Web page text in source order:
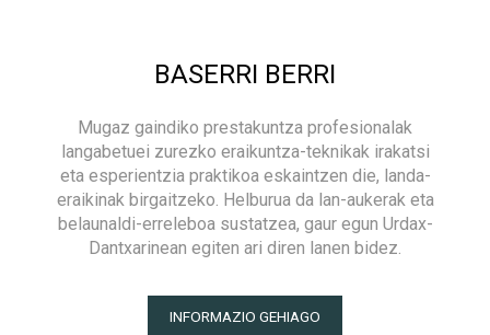
BASERRI BERRI
Mugaz gaindiko prestakuntza profesionalak
langabetuei zurezko eraikuntza-teknikak irakatsi
eta esperientzia praktikoa eskaintzen die, landa-
eraikinak birgaitzeko. Helburua da lan-aukerak eta
belaunaldi-erreleboa sustatzea, gaur egun Urdax-
Dantxarinean egiten ari diren lanen bidez.
INFORMAZIO GEHIAGO